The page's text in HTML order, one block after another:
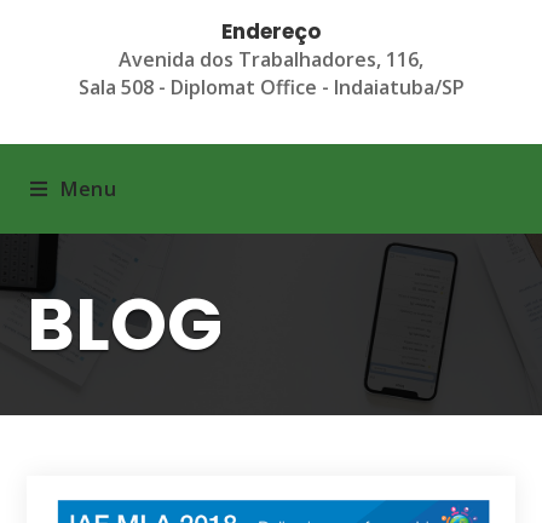
Endereço
Avenida dos Trabalhadores, 116,
Sala 508 - Diplomat Office - Indaiatuba/SP
Menu
BLOG